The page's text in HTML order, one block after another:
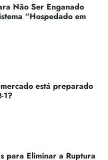
Não Ser Enganado
“Hospedado em
está preparado
1?
para Eliminar a Ruptura